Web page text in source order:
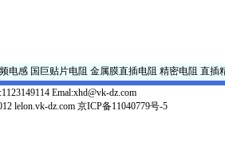
电感 国巨贴片电阻 金属膜直插电阻 精密电阻 直插
Emal:xhd@vk-dz.com
lelon.vk-dz.com 京ICP备11040779号-5